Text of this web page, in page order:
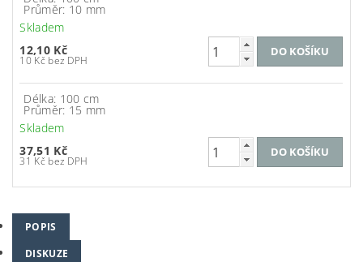
Průměr: 10 mm
Skladem
12,10 Kč
10 Kč bez DPH
Délka: 100 cm
Průměr: 15 mm
Skladem
37,51 Kč
31 Kč bez DPH
POPIS
DISKUZE